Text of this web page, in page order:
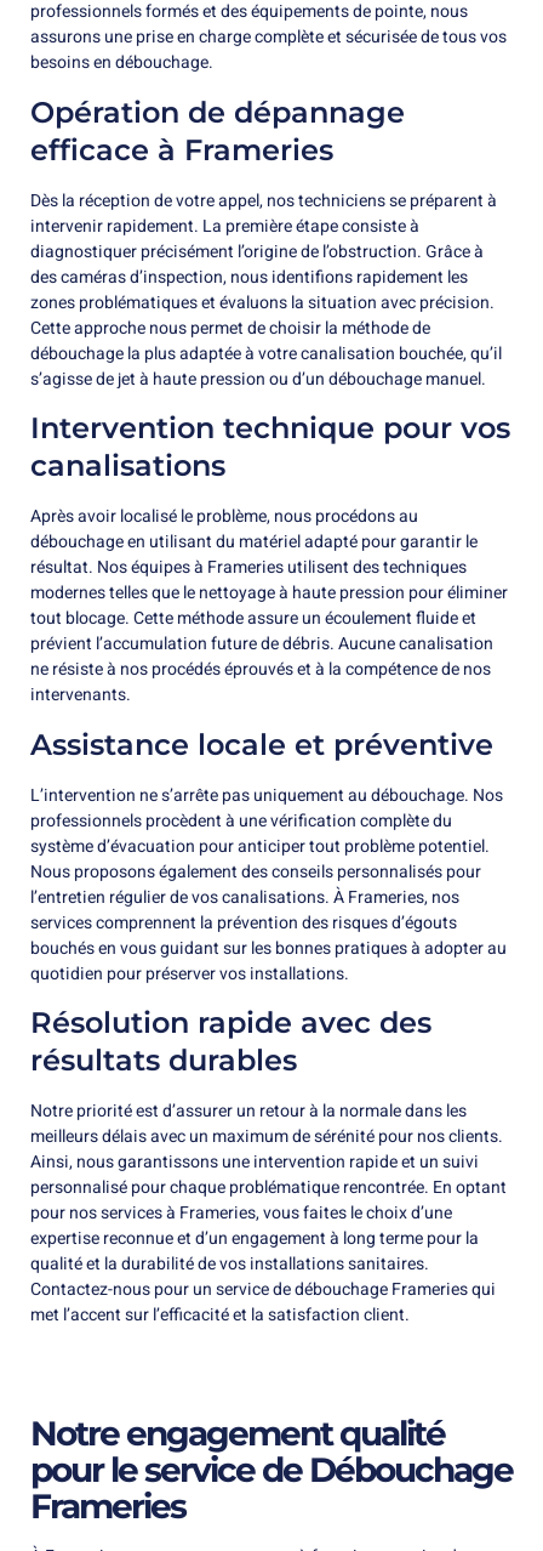
professionnels formés et des équipements de pointe, nous
assurons une prise en charge complète et sécurisée de tous vos
besoins en débouchage.
Opération de dépannage
efficace à Frameries
Dès la réception de votre appel, nos techniciens se préparent à
intervenir rapidement. La première étape consiste à
diagnostiquer précisément l’origine de l’obstruction. Grâce à
des caméras d’inspection, nous identifions rapidement les
zones problématiques et évaluons la situation avec précision.
Cette approche nous permet de choisir la méthode de
débouchage la plus adaptée à votre canalisation bouchée, qu’il
s’agisse de jet à haute pression ou d’un débouchage manuel.
Intervention technique pour vos
canalisations
Après avoir localisé le problème, nous procédons au
débouchage en utilisant du matériel adapté pour garantir le
résultat. Nos équipes à Frameries utilisent des techniques
modernes telles que le nettoyage à haute pression pour éliminer
tout blocage. Cette méthode assure un écoulement fluide et
prévient l’accumulation future de débris. Aucune canalisation
ne résiste à nos procédés éprouvés et à la compétence de nos
intervenants.
Assistance locale et préventive
L’intervention ne s’arrête pas uniquement au débouchage. Nos
professionnels procèdent à une vérification complète du
système d’évacuation pour anticiper tout problème potentiel.
Nous proposons également des conseils personnalisés pour
l’entretien régulier de vos canalisations. À Frameries, nos
services comprennent la prévention des risques d’égouts
bouchés en vous guidant sur les bonnes pratiques à adopter au
quotidien pour préserver vos installations.
Résolution rapide avec des
résultats durables
Notre priorité est d’assurer un retour à la normale dans les
meilleurs délais avec un maximum de sérénité pour nos clients.
Ainsi, nous garantissons une intervention rapide et un suivi
personnalisé pour chaque problématique rencontrée. En optant
pour nos services à Frameries, vous faites le choix d’une
expertise reconnue et d’un engagement à long terme pour la
qualité et la durabilité de vos installations sanitaires.
Contactez-nous pour un service de débouchage Frameries qui
met l’accent sur l’efficacité et la satisfaction client.
Notre engagement qualité
pour le service de Débouchage
Frameries